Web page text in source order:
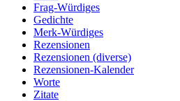
Frag-Würdiges
Gedichte
Merk-Würdiges
Rezensionen
Rezensionen (diverse)
Rezensionen-Kalender
Worte
Zitate